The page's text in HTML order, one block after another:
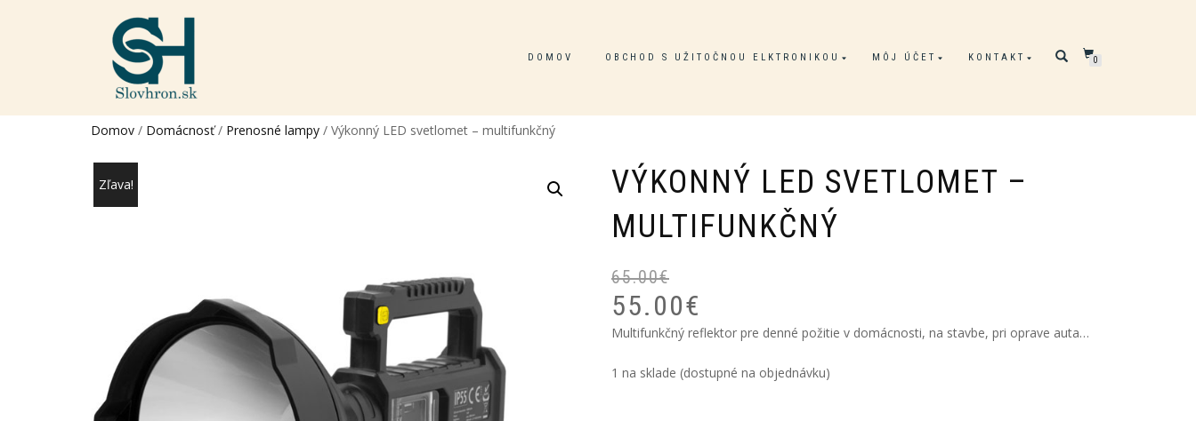
DOMOV OBCHOD S UŽITOČNOU ELKTRONIKOU MÔJ ÚČET KONTAKT 0
Domov / Domácnosť/ Prenosné lampy / Výkonný LED svetlomet – multifunkčný
Zľava!
VÝKONNÝ LED SVETLOMET –
MULTIFUNKČNÝ
65.00€
55.00€
Multifunkčný reflektor pre denné požitie v domácnosti, na stavbe, pri oprave auta…
1 na sklade (dostupné na objednávku)